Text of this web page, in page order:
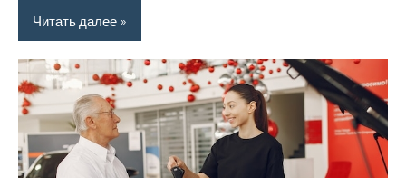
Читать далее